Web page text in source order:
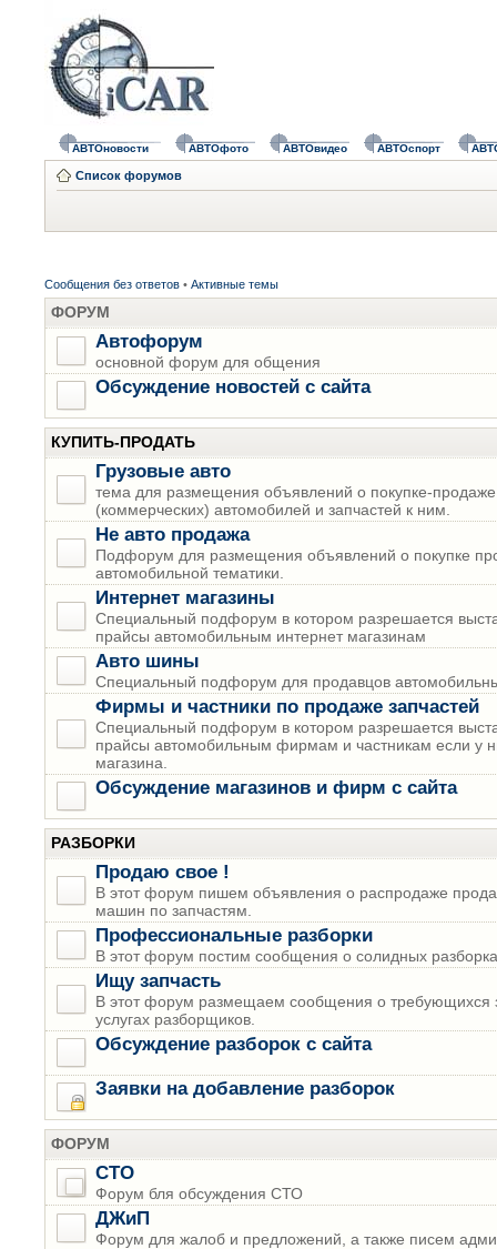
АВТОновости АВТОфото АВТОвидео АВТОспорт
Список форумов
Сообщения без ответов • Активные темы
ФОРУМ
Автофорум
основной форум для общения
Обсуждение новостей с сайта
КУПИТЬ-ПРОДАТЬ
Грузовые авто
тема для размещения объявлений о покупке-продаже
(коммерческих) автомобилей и запчастей к ним.
Не авто продажа
Подфорум для размещения объявлений о покупке
автомобильной тематики.
Интернет магазины
Специальный подфорум в котором разрешается
прайсы автомобильным интернет магазинам
Авто шины
Специальный подфорум для продавцов
Фирмы и частники по продаже запчастей
Специальный подфорум в котором разрешается
прайсы автомобильным фирмам и частникам если у
магазина.
Обсуждение магазинов и фирм с сайта
РАЗБОРКИ
Продаю свое !
В этот форум пишем объявления о распродаже
машин по запчастям.
Профессиональные разборки
В этот форум постим сообщения о солидных
Ищу запчасть
В этот форум размещаем сообщения о требующихся
услугах разборщиков.
Обсуждение разборок с сайта
Заявки на добавление разборок
ФОРУМ
СТО
Форум бля обсуждения СТО
ДЖиП
Форум для жалоб и предложений, а также писем